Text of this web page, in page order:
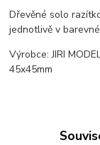
Dřevěné solo
jednotlivě v
Výrobce: JIRI
45x45mm